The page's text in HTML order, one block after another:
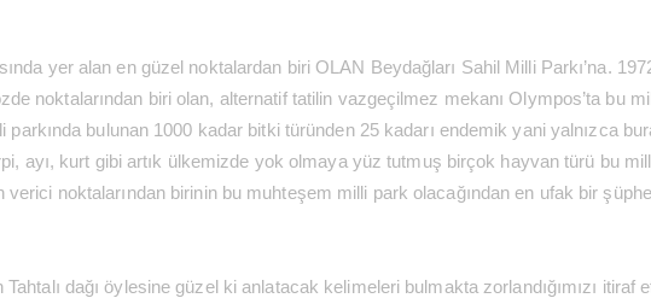
yer alan en güzel noktalardan biri OLAN Beydağları Sahil Milli Parkı’na.
noktalarından biri olan, alternatif tatilin vazgeçilmez mekanı Olympos’ta bu
bulunan 1000 kadar bitki türünden 25 kadarı endemik yani yalnızca
ayı, kurt gibi artık ülkemizde yok olmaya yüz tutmuş birçok hayvan türü bu
noktalarından birinin bu muhteşem milli park olacağından en ufak bir
dağı öylesine güzel ki anlatacak kelimeleri bulmakta zorlandığımızı